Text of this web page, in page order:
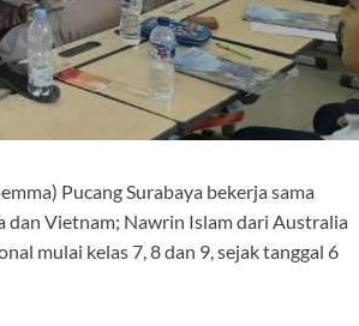
Pucang Surabaya bekerja sama
dan Vietnam; Nawrin Islam dari Australia
mulai kelas 7, 8 dan 9, sejak tanggal 6